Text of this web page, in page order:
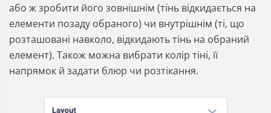
або ж зробити його зовнішнім (тінь відкидається на
елементи позаду обраного) чи внутрішнім (ті, що
розташовані навколо, відкидають тінь на обраний
елемент). Також можна вибрати колір тіні, її
напрямок й задати блюр чи розтікання.